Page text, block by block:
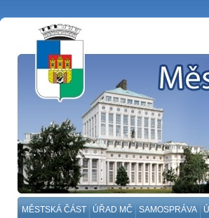
MĚSTSKÁ ČÁST ÚŘAD MČ SAMOSPRÁVA